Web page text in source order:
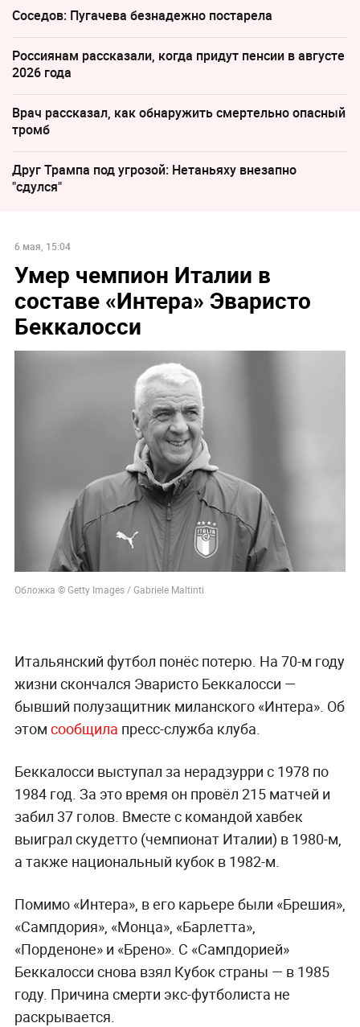
Соседов: Пугачева безнадежно постарела
Россиянам рассказали, когда придут пенсии в августе
2026 года
Врач рассказал, как обнаружить смертельно опасный
тромб
Друг Трампа под угрозой: Нетаньяху внезапно
"сдулся"
6 мая, 15:04
Умер чемпион Италии в
составе «Интера» Эваристо
Беккалосси
Обложка © Getty Images / Gabriele Maltinti
Итальянский футбол понёс потерю. На 70-м году
жизни скончался Эваристо Беккалосси —
бывший полузащитник миланского «Интера». Об
этом сообщила пресс-служба клуба.
Беккалосси выступал за нерадзурри с 1978 по
1984 год. За это время он провёл 215 матчей и
забил 37 голов. Вместе с командой хавбек
выиграл скудетто (чемпионат Италии) в 1980-м,
а также национальный кубок в 1982-м.
Помимо «Интера», в его карьере были «Брешия»,
«Сампдория», «Монца», «Барлетта»,
«Порденоне» и «Брено». С «Сампдорией»
Беккалосси снова взял Кубок страны — в 1985
году. Причина смерти экс-футболиста не
раскрывается.